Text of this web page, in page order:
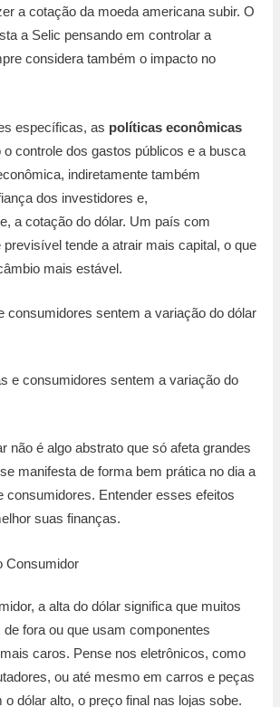
a cotação da moeda americana subir. O
a Selic pensando em controlar a
considera também o impacto no
específicas, as políticas econômicas
o controle dos gastos públicos e a busca
indiretamente também
dos investidores e,
a cotação do dólar. Um país com
previsível tende a atrair mais capital, o que
mais estável.
consumidores sentem a variação do dólar
não é algo abstrato que só afeta grandes
manifesta de forma bem prática no dia a
consumidores. Entender esses efeitos
suas finanças.
Consumidor
a alta do dólar significa que muitos
fora ou que usam componentes
caros. Pense nos eletrônicos, como
ou até mesmo em carros e peças
dólar alto, o preço final nas lojas sobe.